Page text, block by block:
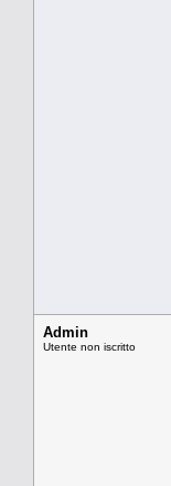
Admin
Utente non iscritto